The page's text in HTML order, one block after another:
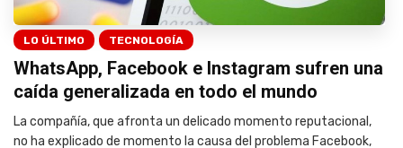
LO ÚLTIMO TECNOLOGÍA
WhatsApp, Facebook e Instagram sufren una
caída generalizada en todo el mundo
La compañía, que afronta un delicado momento reputacional,
no ha explicado de momento la causa del problema Facebook,